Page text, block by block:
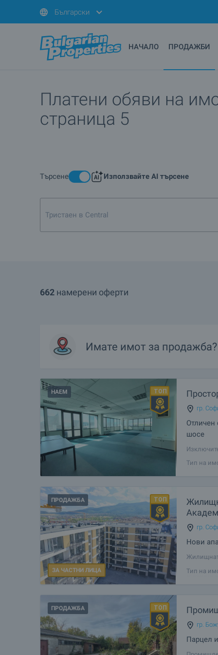
Български
НАЧАЛО ПРОДАЖБИ
Платени обяви на
страница 5
Търсене Използвайте AI търсене
Тристаен в Central Park, София до 5-ти етаж
662 намерени оферти
Имате имот за продажба?
НАЕМ
гр.
Отличен
шосе
с
Тип на
ПРОДАЖБА
ЗА ЧАСТНИ ЛИЦА
гр.
Нови
Сградата
Тип на
ПРОДАЖБА
гр.
Парцел